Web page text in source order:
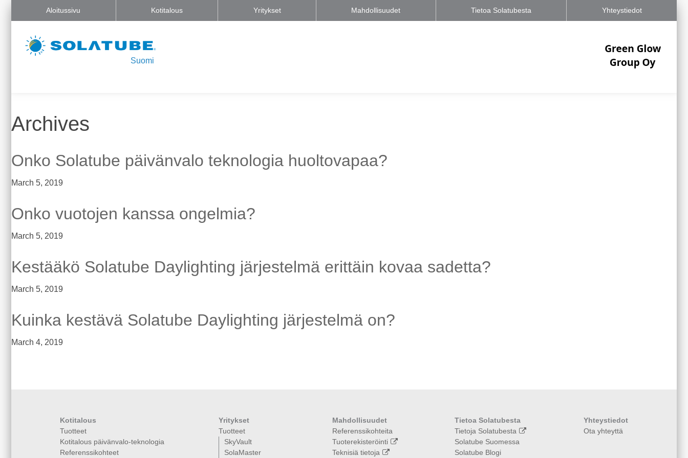
Aloitussivu Kotitalous Yritykset Mahdollisuudet Tietoa Solatubesta Yhteystiedot
Suomi
Archives
Onko Solatube päivänvalo teknologia huoltovapaa?
March 5, 2019
Onko vuotojen kanssa ongelmia?
March 5, 2019
Kestääkö Solatube Daylighting järjestelmä erittäin kovaa sadetta?
March 5, 2019
Kuinka kestävä Solatube Daylighting järjestelmä on?
March 4, 2019
Kotitalous
Tuotteet
Kotitalous päivänvalo-teknologia
Referenssikohteet
Yritykset
Tuotteet
SkyVault
SolaMaster
Mahdollisuudet
Referenssikohteita
Tuoterekisteröinti
Teknisiä tietoja
Tietoa Solatubesta
Tietoja Solatubesta
Solatube Suomessa
Solatube Blogi
Yhteystiedot
Ota yhteyttä